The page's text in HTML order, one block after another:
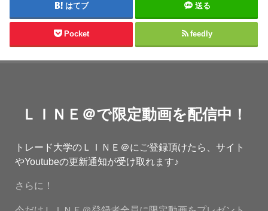
はてブ 送る
Pocket feedly
ＬＩＮＥ＠で限定動画を配信中！
トレード大学のＬＩＮＥ＠にご登録頂けたら、サイト
やYoutubeの更新通知が受け取れます♪
さらに！